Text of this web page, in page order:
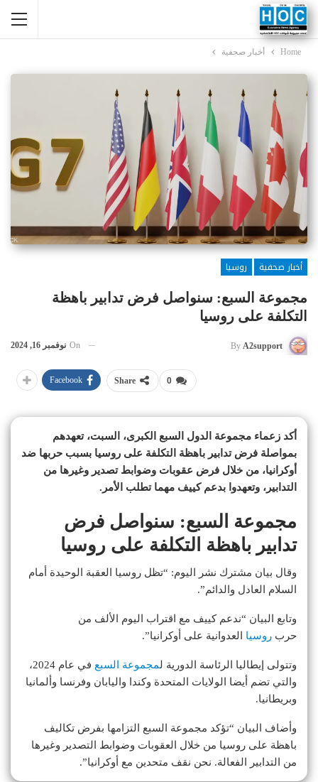
Home أخبار صحفية
أخبار صحفية
روسيا
مجموعة السبع: سنواصل فرض تدابير باهظة
التكلفة على روسيا
By A2support
On نوفمبر 16, 2024
0
Share
Facebook
أكد زعماء مجموعة الدول السبع الكبرى، السبت، تعهدهم
بمواصلة فرض تدابير باهظة التكلفة على روسيا بسبب حربها ضد
أوكرانيا، من خلال فرض عقوبات وضوابط تصدير وغيرها من
التدابير، وتعهدوا بدعم كييف مهما تطلب الأمر.
مجموعة السبع: سنواصل فرض
تدابير باهظة التكلفة على روسيا
وقال بيان مشترك نشر اليوم: “تظل روسيا العقبة الوحيدة أمام
السلام العادل والدائم”.
وتابع البيان “ندعم كييف مع اقتراب اليوم الألف من
حرب روسيا العدوانية على أوكرانيا”.
وتتولى إيطاليا الرئاسة الدورية لمجموعة السبع
في عام 2024،
والتي تضم أيضا الولايات المتحدة وكندا واليابان وفرنسا وألمانيا
وبريطانيا.
وأضاف البيان “تؤكد مجموعة السبع التزامها بفرض تكاليف
باهظة على روسيا من خلال العقوبات وضوابط التصدير وغيرها
من التدابير الفعالة. نحن نقف متحدين مع أوكرانيا”.